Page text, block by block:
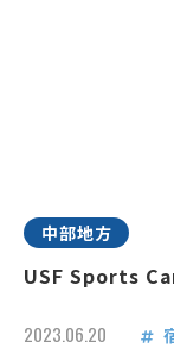
中部地方
USF Sports
2023.06.20